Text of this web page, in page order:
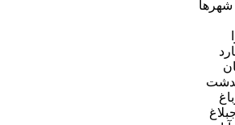
شهر‌ها